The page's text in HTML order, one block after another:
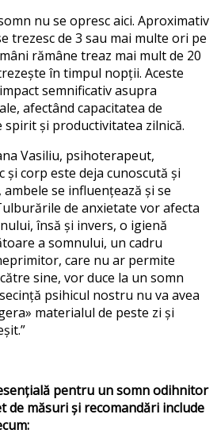
nu se opresc aici. Aproximativ
trezesc de 3 sau mai multe ori pe
rămâne treaz mai mult de 20
în timpul nopții. Aceste
semnificativ asupra
afectând capacitatea de
spirit și productivitatea zilnică.
Vasiliu, psihoterapeut,
corp este deja cunoscută și
se influențează și se
de anxietate vor afecta
însă și invers, o igienă
a somnului, un cadru
care nu ar permite
sine, vor duce la un somn
psihicul nostru nu va avea
» materialul de peste zi și
”
pentru un somn odihnitor
de măsuri și recomandări include